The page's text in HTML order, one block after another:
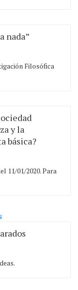
nada”
Filosófica
y la
básica?
11/01/2020. Para